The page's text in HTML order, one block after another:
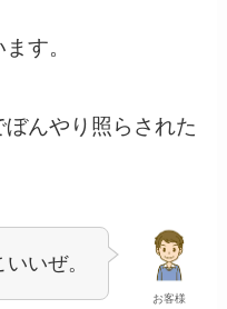
す。
んやり照らされた
お客様
いぜ。